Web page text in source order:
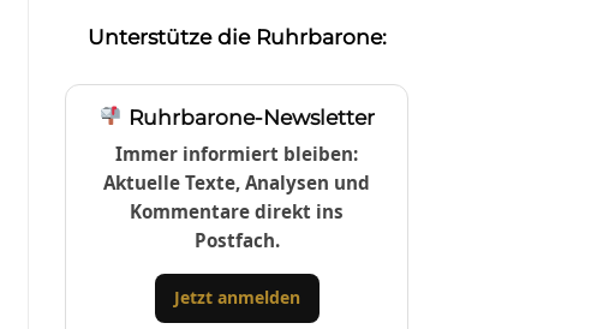
Unterstütze die Ruhrbarone:
Ruhrbarone-Newsletter
Immer informiert bleiben:
Aktuelle Texte, Analysen und
Kommentare direkt ins
Postfach.
Jetzt anmelden